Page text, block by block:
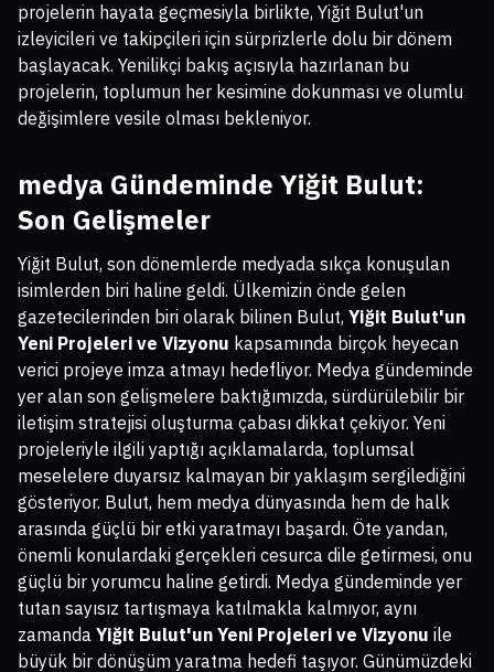
projelerin hayata geçmesiyla birlikte, Yiğit Bulut'un
izleyicileri ve takipçileri için sürprizlerle dolu bir dönem
başlayacak. Yenilikçi bakış açısıyla hazırlanan bu
projelerin, toplumun her kesimine dokunması ve olumlu
değişimlere vesile olması bekleniyor.
medya Gündeminde Yiğit Bulut:
Son Gelişmeler
Yiğit Bulut, son dönemlerde medyada sıkça konuşulan
isimlerden biri haline geldi. Ülkemizin önde gelen
gazetecilerinden biri olarak bilinen Bulut, Yiğit Bulut'un
Yeni Projeleri ve Vizyonu kapsamında birçok heyecan
verici projeye imza atmayı hedefliyor. Medya gündeminde
yer alan son gelişmelere baktığımızda, sürdürülebilir bir
iletişim stratejisi oluşturma çabası dikkat çekiyor. Yeni
projeleriyle ilgili yaptığı açıklamalarda, toplumsal
meselelere duyarsız kalmayan bir yaklaşım sergilediğini
gösteriyor. Bulut, hem medya dünyasında hem de halk
arasında güçlü bir etki yaratmayı başardı. Öte yandan,
önemli konulardaki gerçekleri cesurca dile getirmesi, onu
güçlü bir yorumcu haline getirdi. Medya gündeminde yer
tutan sayısız tartışmaya katılmakla kalmıyor, aynı
zamanda Yiğit Bulut'un Yeni Projeleri ve Vizyonu ile
büyük bir dönüşüm yaratma hedefi taşıyor. Günümüzdeki